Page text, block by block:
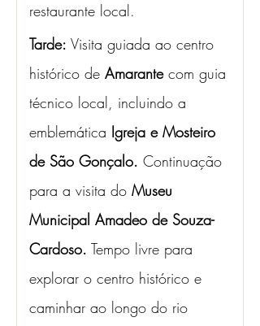
restaurante local.
Tarde: Visita guiada ao centro
histórico de Amarante com guia
técnico local, incluindo a
emblemática Igreja e Mosteiro
de São Gonçalo. Continuação
para a visita do Museu
Municipal Amadeo de Souza-
Cardoso. Tempo livre para
explorar o centro histórico e
caminhar ao longo do rio